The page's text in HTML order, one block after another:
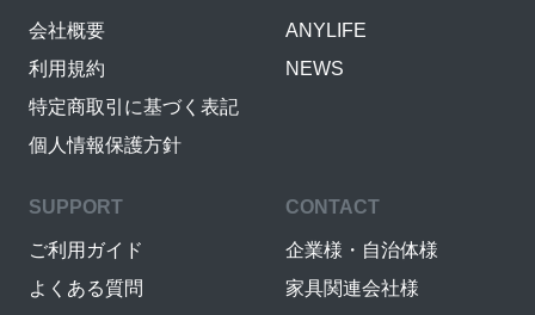
会社概要
利用規約
特定商取引に基づく表記
個人情報保護方針
ANYLIFE
NEWS
SUPPORT
ご利用ガイド
よくある質問
CONTACT
企業様・自治体様
家具関連会社様